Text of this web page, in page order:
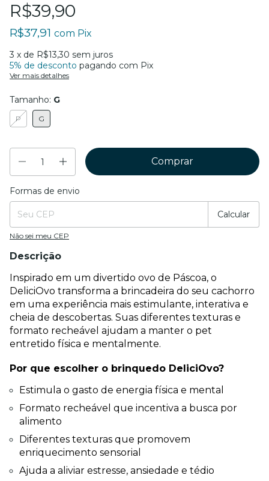
R$39,90
R$37,91 com Pix
3 x de R$13,30 sem juros
5% de desconto pagando com Pix
Ver mais detalhes
Tamanho: G
P G
Entregas para o CEP:
Formas de envio
Calcular
Não sei meu CEP
Descrição
Inspirado em um divertido ovo de Páscoa, o
DeliciOvo transforma a brincadeira do seu cachorro
em uma experiência mais estimulante, interativa e
cheia de descobertas. Suas diferentes texturas e
formato recheável ajudam a manter o pet
entretido física e mentalmente.
Por que escolher o brinquedo DeliciOvo?
Estimula o gasto de energia física e mental
Formato recheável que incentiva a busca por
alimento
Diferentes texturas que promovem
enriquecimento sensorial
Ajuda a aliviar estresse, ansiedade e tédio